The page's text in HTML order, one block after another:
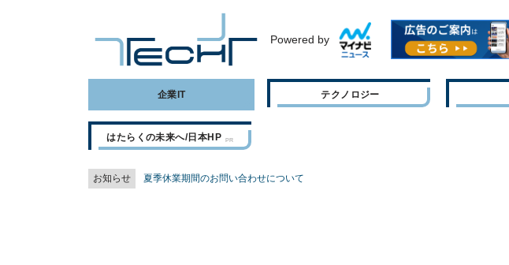
Powered by
企業IT テクノロジー
はたらくの未来へ/日本HP
お知らせ 夏季休業期間のお問い合わせについて